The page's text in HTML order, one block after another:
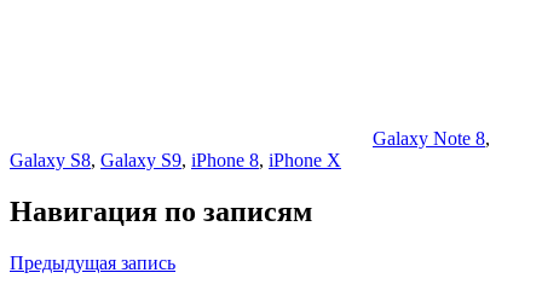
Galaxy Note 8,
Galaxy S8, Galaxy S9, iPhone 8, iPhone X
Навигация по записям
Предыдущая запись